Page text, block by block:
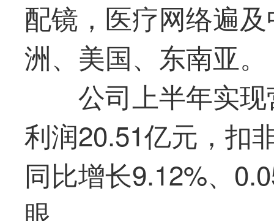
配镜，医疗网络遍
洲、美国、东南亚。
公司上半年实
利润20.51亿元，扣
同比增长9.12%、
眼。